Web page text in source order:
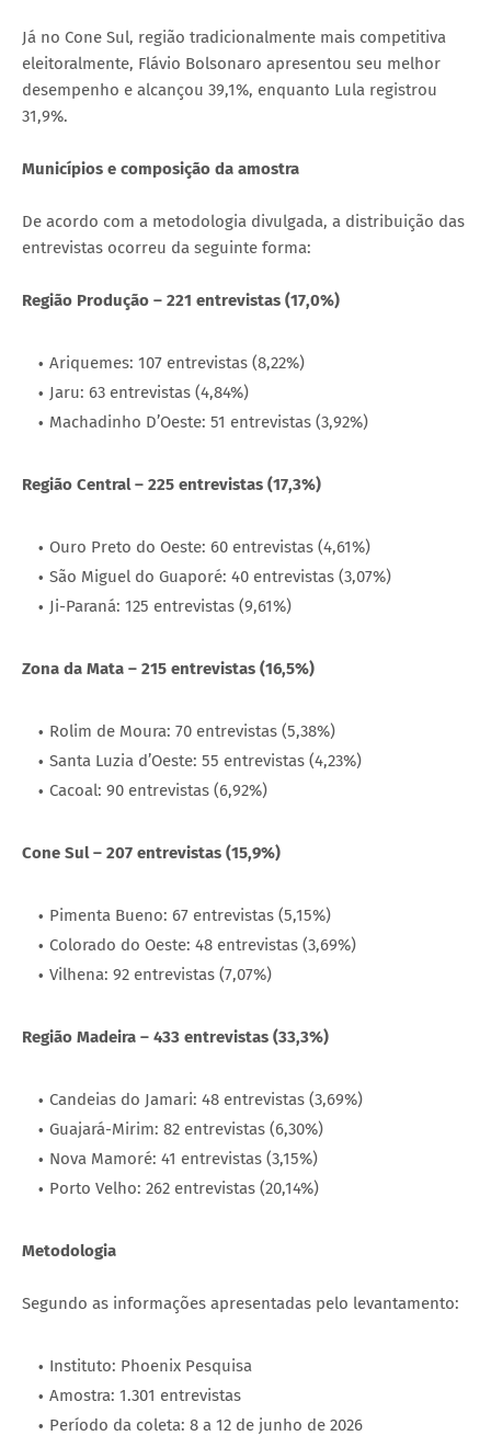
Já no Cone Sul, região tradicionalmente mais competitiva
eleitoralmente, Flávio Bolsonaro apresentou seu melhor
desempenho e alcançou 39,1%, enquanto Lula registrou
31,9%.
Municípios e composição da amostra
De acordo com a metodologia divulgada, a distribuição das
entrevistas ocorreu da seguinte forma:
Região Produção – 221 entrevistas (17,0%)
Ariquemes: 107 entrevistas (8,22%)
Jaru: 63 entrevistas (4,84%)
Machadinho D’Oeste: 51 entrevistas (3,92%)
Região Central – 225 entrevistas (17,3%)
Ouro Preto do Oeste: 60 entrevistas (4,61%)
São Miguel do Guaporé: 40 entrevistas (3,07%)
Ji-Paraná: 125 entrevistas (9,61%)
Zona da Mata – 215 entrevistas (16,5%)
Rolim de Moura: 70 entrevistas (5,38%)
Santa Luzia d’Oeste: 55 entrevistas (4,23%)
Cacoal: 90 entrevistas (6,92%)
Cone Sul – 207 entrevistas (15,9%)
Pimenta Bueno: 67 entrevistas (5,15%)
Colorado do Oeste: 48 entrevistas (3,69%)
Vilhena: 92 entrevistas (7,07%)
Região Madeira – 433 entrevistas (33,3%)
Candeias do Jamari: 48 entrevistas (3,69%)
Guajará-Mirim: 82 entrevistas (6,30%)
Nova Mamoré: 41 entrevistas (3,15%)
Porto Velho: 262 entrevistas (20,14%)
Metodologia
Segundo as informações apresentadas pelo levantamento:
Instituto: Phoenix Pesquisa
Amostra: 1.301 entrevistas
Período da coleta: 8 a 12 de junho de 2026